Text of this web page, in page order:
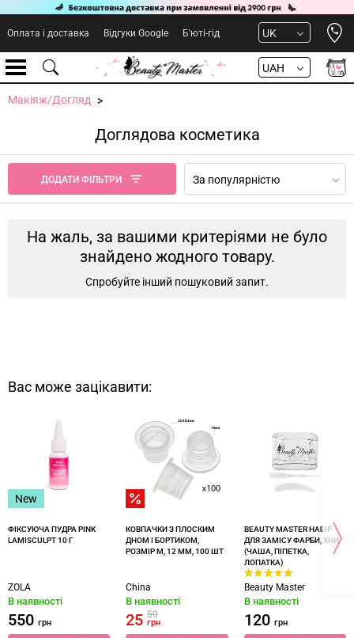
Оплата і доставка Відгуки Google Б'юті-гід UK
UAH
Макіяж/Догляд
Доглядова косметика
ДОДАТИ ФІЛЬТРИ За популярністю
На жаль, за вашими критеріями не було
знайдено жодного товару.
Спробуйте інший пошуковий запит.
Вас може зацікавити:
New
ФІКСУЮЧА ПУДРА PINK
LAMISCULPT 10 Г
ZOLA
В наявності
550 грн
КОВПАЧКИ З ПЛОСКИМ
ДНОМ І БОРТИКОМ,
РОЗМІР M, 12 ММ, 100 ШТ
China
В наявності
2550
грн
BEAUTY MASTER НАБІР
ДЛЯ ЗАМІСУ ФАРБИ, ХНИ
(ЧАША, ПІПЕТКА,
ЛОПАТКА)
Beauty Master
В наявності
120 грн